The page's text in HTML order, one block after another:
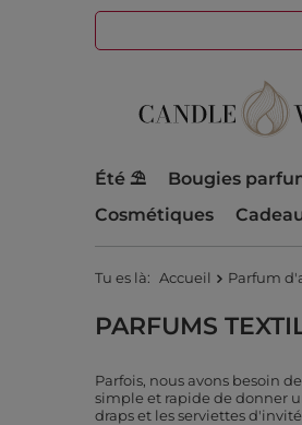
Été ⛱️ Bougies
Cosmétiques
Tu es là: Accueil Parfum
PARFUMS
Parfois, nous avons besoin
simple et rapide de donner
draps et les serviettes